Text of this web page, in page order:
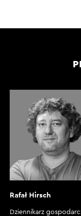
Rafał Hirsch
Dziennikarz